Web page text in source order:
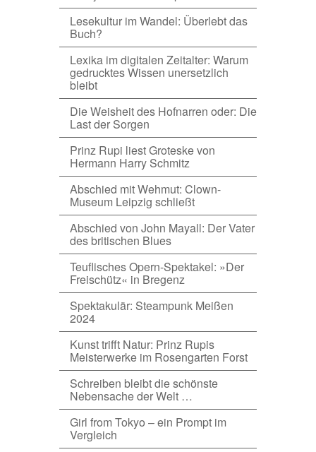
Lesekultur im Wandel: Überlebt das
Buch?
Lexika im digitalen Zeitalter: Warum
gedrucktes Wissen unersetzlich
bleibt
Die Weisheit des Hofnarren oder: Die
Last der Sorgen
Prinz Rupi liest Groteske von
Hermann Harry Schmitz
Abschied mit Wehmut: Clown-
Museum Leipzig schließt
Abschied von John Mayall: Der Vater
des britischen Blues
Teuflisches Opern-Spektakel: »Der
Freischütz« in Bregenz
Spektakulär: Steampunk Meißen
2024
Kunst trifft Natur: Prinz Rupis
Meisterwerke im Rosengarten Forst
Schreiben bleibt die schönste
Nebensache der Welt …
Girl from Tokyo – ein Prompt im
Vergleich